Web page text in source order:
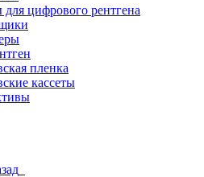
цифрового рентгена
пленка
кассеты